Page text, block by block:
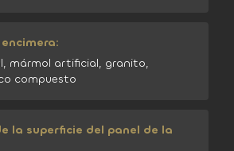
mármol artificial, granito,
compuesto
la superficie del panel de la